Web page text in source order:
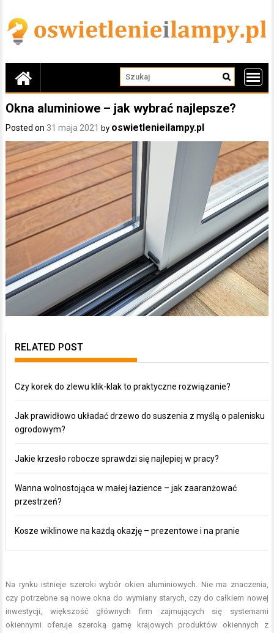
content
Okna aluminiowe – jak wybrać najlepsze?
Posted on 31 maja 2021 by oswietlenieilampy.pl
RELATED POST
Czy korek do zlewu klik-klak to praktyczne rozwiązanie?
Jak prawidłowo układać drzewo do suszenia z myślą o palenisku
ogrodowym?
Jakie krzesło robocze sprawdzi się najlepiej w pracy?
Wanna wolnostojąca w małej łazience – jak zaaranżować
przestrzeń?
Kosze wiklinowe na każdą okazję – prezentowe i na pranie
Na rynku istnieje szeroki wybór okien aluminiowych. Nie ma znaczenia,
czy potrzebne są nowe okna do wymiany starych, czy do całkiem nowej
inwestycji, większość głównych firm zajmujących się systemami
okiennymi oferuje szeroką gamę krajowych produktów okiennych z